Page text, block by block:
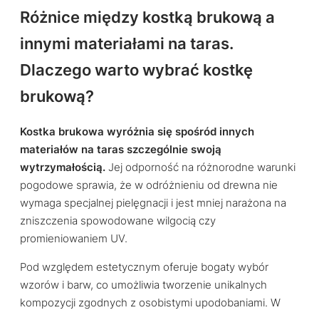
Różnice między kostką brukową a
innymi materiałami na taras.
Dlaczego warto wybrać kostkę
brukową?
Kostka brukowa wyróżnia się spośród innych
materiałów na taras szczególnie swoją
wytrzymałością. Jej odporność na różnorodne warunki
pogodowe sprawia, że w odróżnieniu od drewna nie
wymaga specjalnej pielęgnacji i jest mniej narażona na
zniszczenia spowodowane wilgocią czy
promieniowaniem UV.
Pod względem estetycznym oferuje bogaty wybór
wzorów i barw, co umożliwia tworzenie unikalnych
kompozycji zgodnych z osobistymi upodobaniami. W